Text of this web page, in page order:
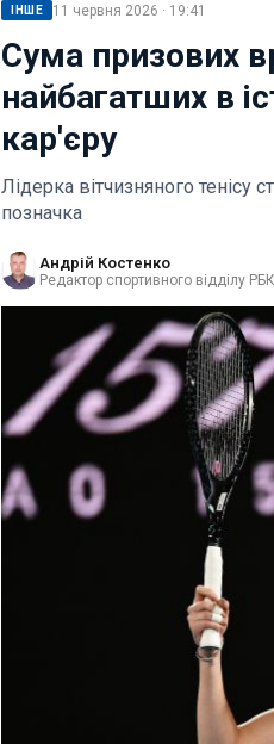
ІНШЕ 11 червня 2026 · 19:41
Сума призових
найбагатших в
кар'єру
Лідерка вітчизняного тенісу
позначка
Андрій Костенко
Редактор спортивного відділу